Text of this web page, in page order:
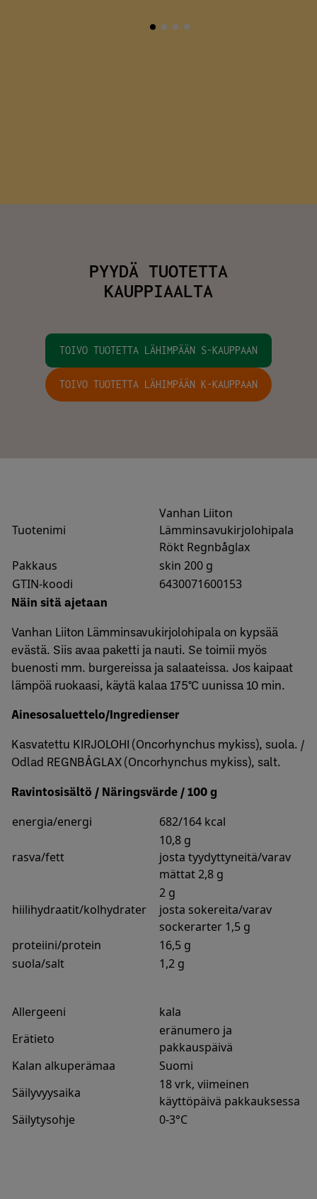
PYYDÄ TUOTETTA
KAUPPIAALTA
TOIVO TUOTETTA LÄHIMPÄÄN S-KAUPPAAN
TOIVO TUOTETTA LÄHIMPÄÄN K-KAUPPAAN
Tuotenimi
Vanhan Liiton
Lämminsavukirjolohipala
Rökt Regnbåglax
Pakkaus
skin 200 g
GTIN-koodi
6430071600153
Näin sitä ajetaan
Vanhan Liiton Lämminsavukirjolohipala on kypsää
evästä. Siis avaa paketti ja nauti. Se toimii myös
buenosti mm. burgereissa ja salaateissa. Jos kaipaat
lämpöä ruokaasi, käytä kalaa 175°C uunissa 10 min.
Ainesosaluettelo/Ingredienser
Kasvatettu KIRJOLOHI (Oncorhynchus mykiss), suola. /
Odlad REGNBÅGLAX (Oncorhynchus mykiss), salt.
Ravintosisältö / Näringsvärde / 100 g
energia/energi 682/164 kcal
rasva/fett
10,8 g
josta tyydyttyneitä/varav
mättat 2,8 g
hiilihydraatit/kolhydrater
2 g
josta sokereita/varav
sockerarter 1,5 g
proteiini/protein
16,5 g
suola/salt
1,2 g
Allergeeni
kala
Erätieto
eränumero ja
pakkauspäivä
Kalan alkuperämaa
Suomi
Säilyvyysaika
18 vrk, viimeinen
käyttöpäivä pakkauksessa
Säilytysohje
0-3°C